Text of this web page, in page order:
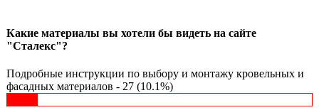
Какие материалы вы хотели бы видеть на сайте
"Сталекс"?
Подробные инструкции по выбору и монтажу кровельных и
фасадных материалов - 27 (10.1%)